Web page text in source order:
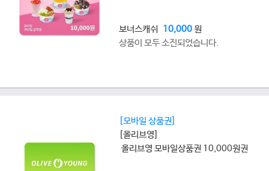
보너스캐쉬 10,000원
상품이 모두 소진되었습니다.
[모바일 상품권]
[올리브영]
올리브영 모바일상품권 10,000원권